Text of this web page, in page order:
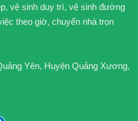
vệ sinh duy trì, vệ sinh đường
theo giờ, chuyển nhà trọn
Yên, Huyện Quảng Xương,